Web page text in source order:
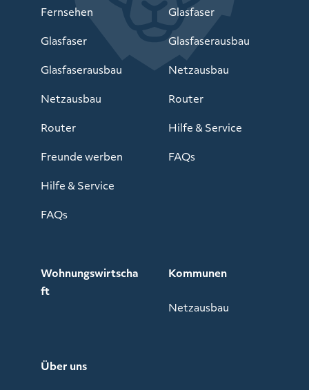
Fernsehen
Glasfaser
Glasfaserausbau
Netzausbau
Router
Freunde werben
Hilfe & Service
FAQs
Glasfaser
Glasfaserausbau
Netzausbau
Router
Hilfe & Service
FAQs
Wohnungswirtscha
ft
Kommunen
Netzausbau
Über uns